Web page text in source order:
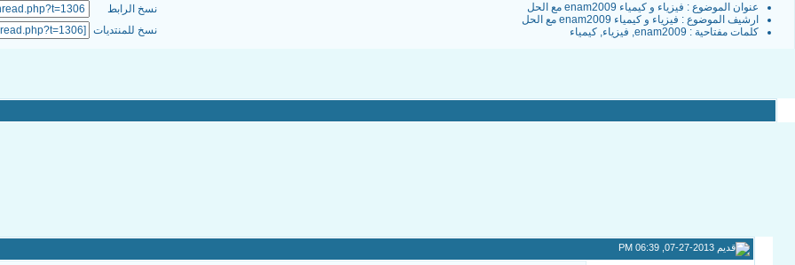
عنوان الموضوع : فيزياء و كيمياء enam2009 مع الحل
ارشيف الموضوع : فيزياء و كيمياء enam2009 مع الحل
كلمات مفتاحية : enam2009
, فيزياء, كيمياء
نسخ الرابط
نسخ للمنتديات